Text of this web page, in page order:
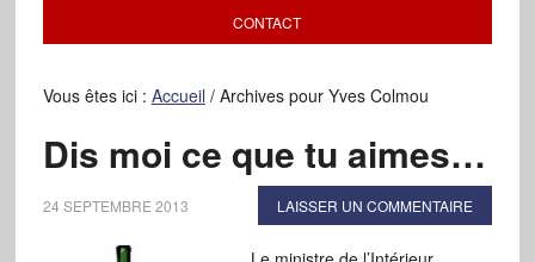
CONTACT
Vous êtes ici : Accueil /Archives pour Yves Colmou
Dis moi ce que tu aimes…
24 SEPTEMBRE 2013 LAISSER UN COMMENTAIRE